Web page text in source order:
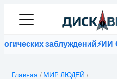
заблуждений⚡ИИ Google
Главная / МИР ЛЮДЕЙ /